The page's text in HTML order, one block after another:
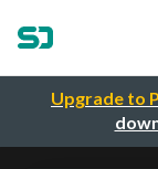
Upgrade to